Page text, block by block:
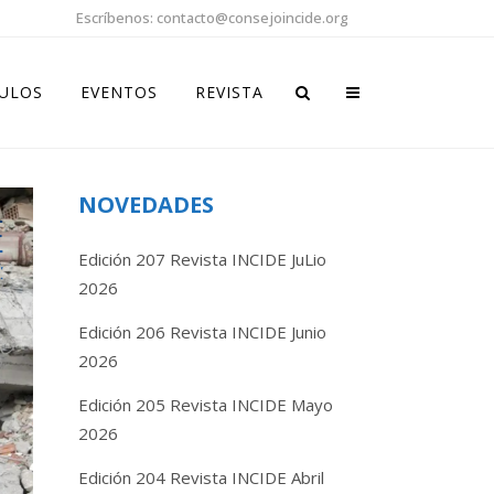
Escríbenos: contacto@consejoincide.org
EVENTOS REVISTA
NOVEDADES
Edición 207 Revista INCIDE JuLio
2026
Edición 206 Revista INCIDE Junio
2026
Edición 205 Revista INCIDE Mayo
2026
Edición 204 Revista INCIDE Abril